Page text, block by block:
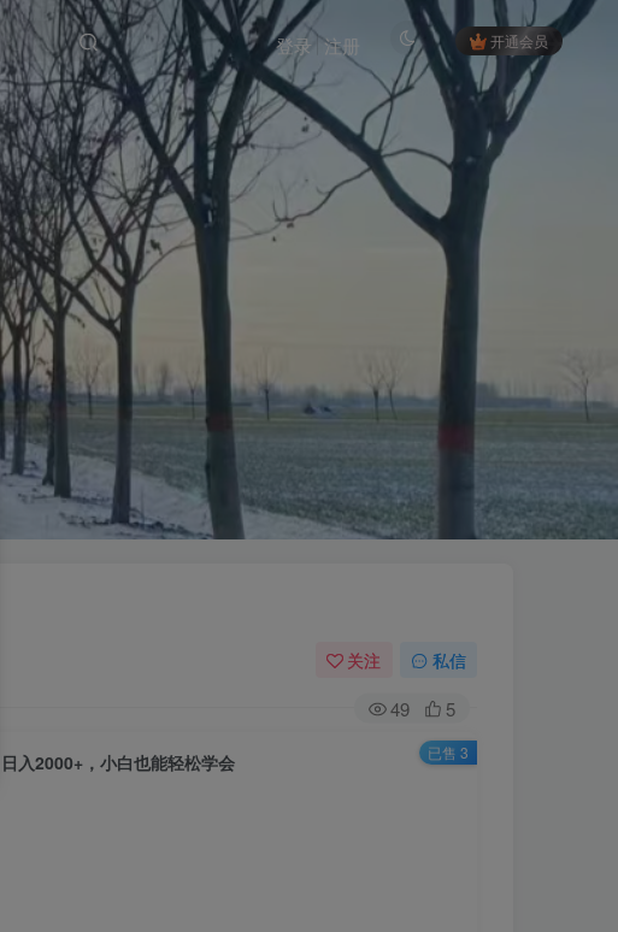
开通会员
登录 注册
关注 私信
49 5
入2000+，小白也能轻松学会 已售 3